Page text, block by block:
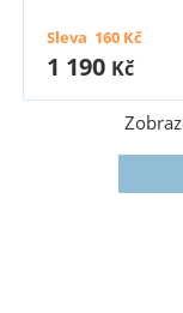
1 190 Kč
Sleva 160 Kč